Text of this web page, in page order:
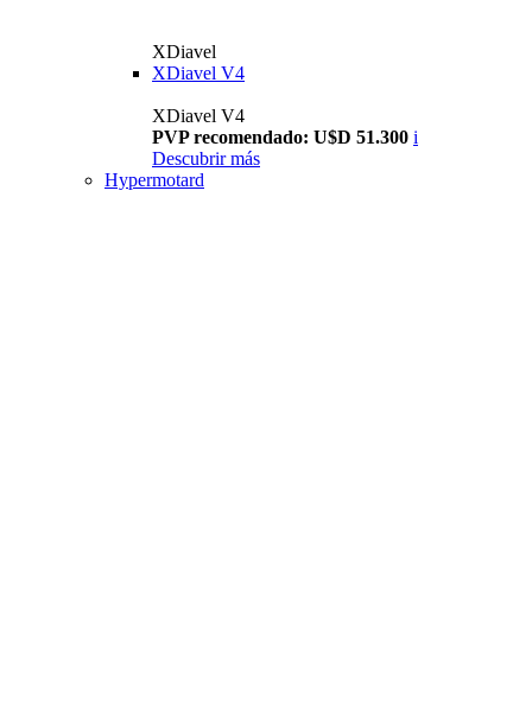
XDiavel
XDiavel V4
XDiavel V4
PVP recomendado: U$D 51.300 i
Descubrir más
Hypermotard